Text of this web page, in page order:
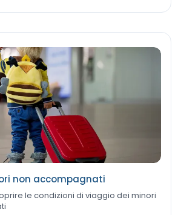
non accompagnati
le condizioni di viaggio dei minori